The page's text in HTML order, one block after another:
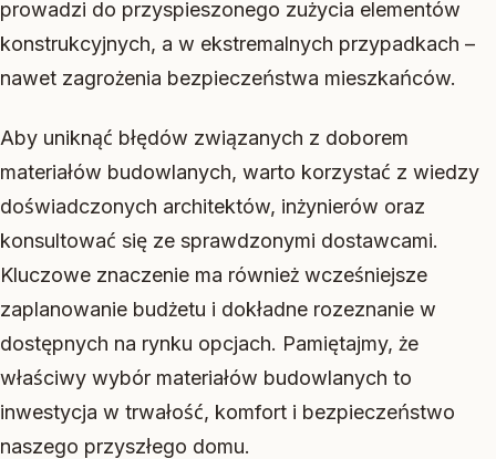
prowadzi do przyspieszonego zużycia elementów
konstrukcyjnych, a w ekstremalnych przypadkach –
nawet zagrożenia bezpieczeństwa mieszkańców.
Aby uniknąć błędów związanych z doborem
materiałów budowlanych, warto korzystać z wiedzy
doświadczonych architektów, inżynierów oraz
konsultować się ze sprawdzonymi dostawcami.
Kluczowe znaczenie ma również wcześniejsze
zaplanowanie budżetu i dokładne rozeznanie w
dostępnych na rynku opcjach. Pamiętajmy, że
właściwy wybór materiałów budowlanych to
inwestycja w trwałość, komfort i bezpieczeństwo
naszego przyszłego domu.